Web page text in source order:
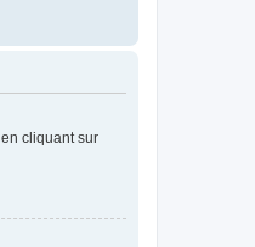
cliquant sur